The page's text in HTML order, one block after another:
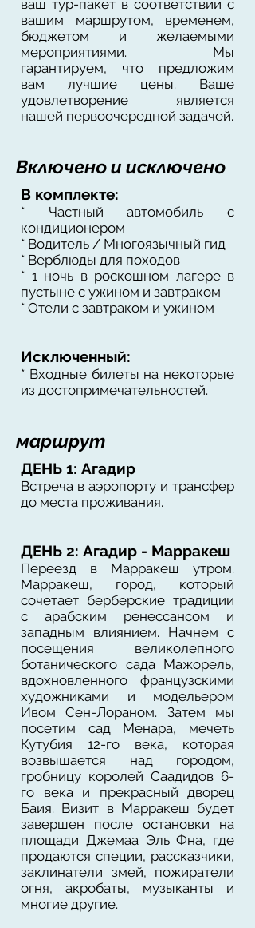
ваш тур-пакет в соответствии с
вашим маршрутом, временем,
бюджетом и желаемыми
мероприятиями. Мы
гарантируем, что предложим
вам лучшие цены. Ваше
удовлетворение является
нашей первоочередной задачей.
Включено и исключено
В комплекте:
* Частный автомобиль с
кондиционером
* Водитель / Многоязычный гид
* Верблюды для походов
* 1 ночь в роскошном лагере в
пустыне с ужином и завтраком
* Отели с завтраком и ужином
Исключенный:
* Входные билеты на некоторые
из достопримечательностей.
маршрут
ДЕНЬ 1: Агадир
Встреча в аэропорту и трансфер
до места проживания.
ДЕНЬ 2: Агадир - Марракеш
Переезд в Марракеш утром.
Марракеш, город, который
сочетает берберские традиции
с арабским ренессансом и
западным влиянием. Начнем с
посещения великолепного
ботанического сада Мажорель,
вдохновленного французскими
художниками и модельером
Ивом Сен-Лораном. Затем мы
посетим сад Менара, мечеть
Кутубия 12-го века, которая
возвышается над городом,
гробницу королей Саадидов 6-
го века и прекрасный дворец
Баия. Визит в Марракеш будет
завершен после остановки на
площади Джемаа Эль Фна, где
продаются специи, рассказчики,
заклинатели змей, пожиратели
огня, акробаты, музыканты и
многие другие.